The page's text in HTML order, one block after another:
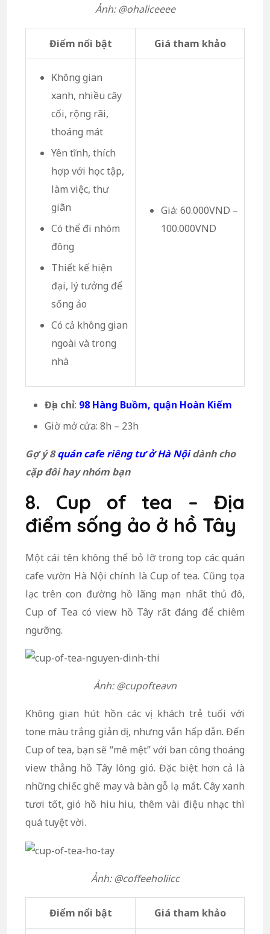
Ảnh: @ohaliceeee
Điểm nổi bật Giá tham khảo
Không gian
xanh, nhiều cây
cối, rộng rãi,
thoáng mát
Yên tĩnh, thích
hợp với học tập,
làm việc, thư
giãn
Có thể đi nhóm
đông
Thiết kế hiện
đại, lý tưởng để
sống ảo
Có cả không gian
ngoài và trong
nhà
Giá: 60.000VND –
100.000VND
Địa chỉ: 98 Hàng Buồm, quận Hoàn Kiếm
Giờ mở cửa: 8h – 23h
Gợ ý 8quán cafe riêng tư ở Hà Nộidành cho
cặp đôi hay nhóm bạn
8. Cup of tea – Địa
điểm sống ảo ở hồ Tây
Một cái tên không thể bỏ lỡ trong top các quán
cafe vườn Hà Nội chính là Cup of tea. Cũng tọa
lạc trên con đường hồ lãng mạn nhất thủ đô,
Cup of Tea có view hồ Tây rất đáng để chiêm
ngưỡng.
Ảnh: @cupofteavn
Không gian hút hồn các vị khách trẻ tuổi với
tone màu trắng giản dị, nhưng vẫn hấp dẫn. Đến
Cup of tea, bạn sẽ “mê mệt” với ban công thoáng
view thẳng hồ Tây lông gió. Đặc biệt hơn cả là
những chiếc ghế may và bàn gỗ lạ mắt. Cây xanh
tươi tốt, gió hồ hiu hiu, thêm vài điệu nhạc thì
quá tuyệt vời.
Ảnh: @coffeeholiicc
Điểm nổi bật Giá tham khảo